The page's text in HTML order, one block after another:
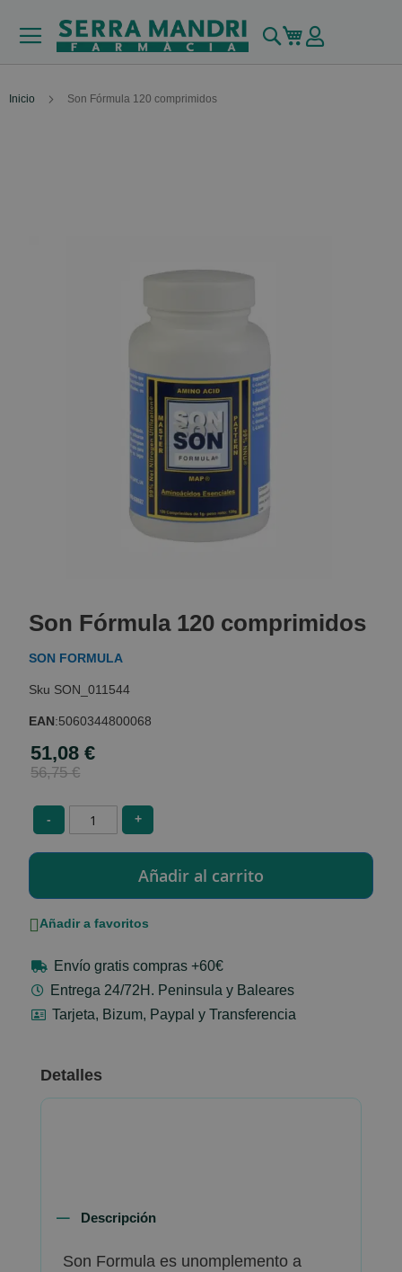
Buscar
Mi carrito
Inicio Son Fórmula 120 comprimidos
the
of
images
Son Fórmula 120 comprimidos
SON FORMULA
SON_011544
EAN:5060344800068
Special
Price
51,08 €
56,75 €
- +
Añadir a favoritos
Envío gratis compras +60€
Entrega 24/72H. Peninsula y Baleares
Tarjeta, Bizum, Paypal y Transferencia
Detalles
Descripción
Son Formula es unomplemento a